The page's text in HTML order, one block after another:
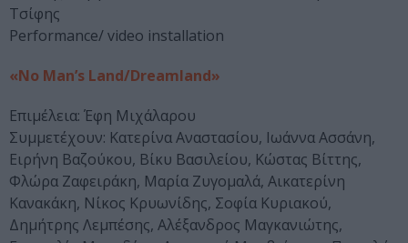
Τσίφης
Performance/ video installation
«No Man’s Land/Dreamland»
Επιμέλεια: Έφη Μιχάλαρου
Συμμετέχουν: Κατερίνα Αναστασίου, Ιωάννα Ασσάνη,
Ειρήνη Βαζούκου, Βίκυ Βασιλείου, Κώστας Βίττης,
Φλώρα Ζαφειράκη, Μαρία Ζυγομαλά, Αικατερίνη
Κανακάκη, Νίκος Κρυωνίδης, Σοφία Κυριακού,
Δημήτρης Λεμπέσης, Αλέξανδρος Μαγκανιώτης,